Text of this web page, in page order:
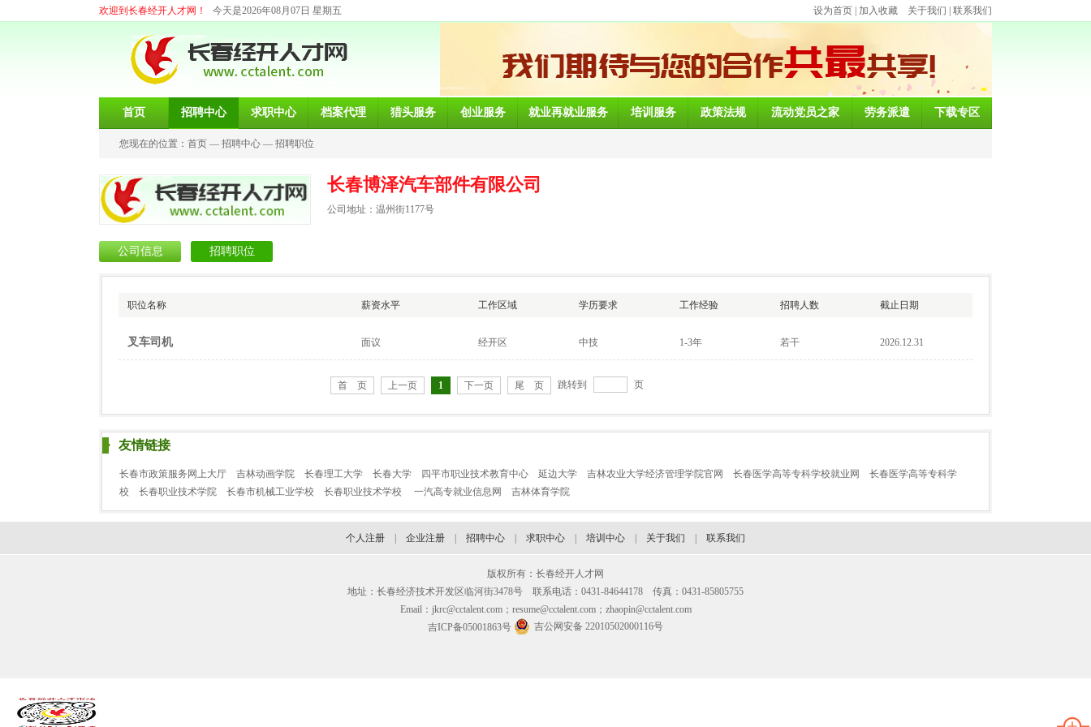
欢迎到长春经开人才网！ 今天是2026年08月07日 星期五 设为首页 加入收藏 关于我们 联系我们
首页 招聘中心 求职中心 档案代理 猎头服务 创业服务 就业再就业服务 培训服务 政策法规 流动党员之家 劳务派遣 下载专区
您现在的位置： 首页 — 招聘中心 — 招聘职位
长春博泽汽车部件有限公司
公司地址：温州街1177号
公司信息 招聘职位
职位名称 薪资水平 工作区域 学历要求 工作经验 招聘人数 截止日期
叉车司机 面议 经开区 中技 1-3年 若干 2026.12.31
首 页 上一页 1 下一页 尾 页 跳转到 页
友情链接
长春市政策服务网上大厅 吉林动画学院 长春理工大学 长春大学 四平市职业技术教育中心 延边大学 吉林农业大学经济管理学院官网 长春医学高等专科学校就业网
长春医学高等专科学
校
长春职业技术学院 长春市机械工业学校 长春职业技术学校 一汽高专就业信息网 吉林体育学院
个人注册 企业注册 招聘中心 求职中心 培训中心 关于我们 联系我们
版权所有：长春经开人才网
地址：长春经济技术开发区临河街3478号 联系电话：0431-84644178 传真：0431-85805755
Email：jkrc@cctalent.com；resume@cctalent.com；zhaopin@cctalent.com
吉ICP备05001863号
吉公网安备 22010502000116号